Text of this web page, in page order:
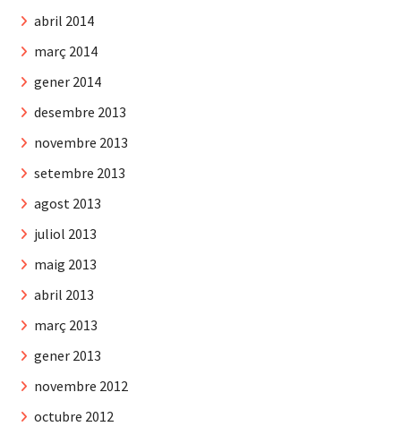
abril 2014
març 2014
gener 2014
desembre 2013
novembre 2013
setembre 2013
agost 2013
juliol 2013
maig 2013
abril 2013
març 2013
gener 2013
novembre 2012
octubre 2012